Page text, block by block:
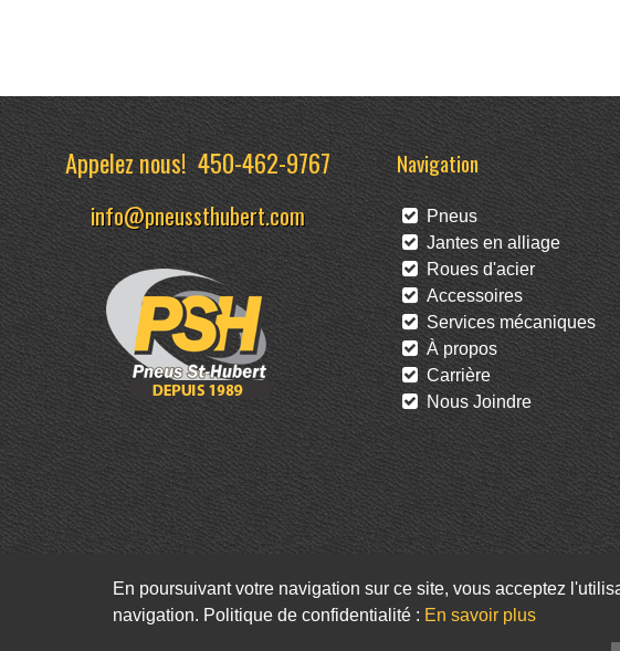
Appelez nous!450-462-9767
info@pneussthubert.com
Navigation
Pneus
Jantes en alliage
Roues d'acier
Accessoires
Services mécaniques
À propos
Carrière
Nous Joindre
En poursuivant votre navigation sur ce site, vous acceptez
navigation. Politique de confidentialité : En savoir plus